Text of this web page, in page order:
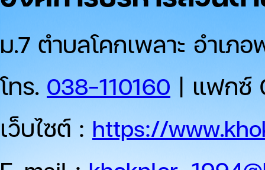
ม.7 ตำบลโคกเพลาะ อำเ
โทร. 038-110160 | แฟกซ์
เว็บไซต์ : https://